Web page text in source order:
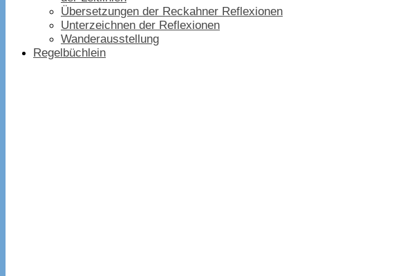
Übersetzungen der Reckahner Reflexionen
Unterzeichnen der Reflexionen
Wanderausstellung
Regelbüchlein